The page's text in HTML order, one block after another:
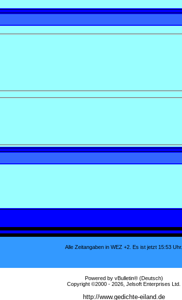
Alle Zeitangaben in WEZ +2. Es ist jetzt 15:53 Uhr.
Powered by vBulletin® (Deutsch)
Copyright ©2000 - 2026, Jelsoft Enterprises Ltd.
http://www.gedichte-eiland.de